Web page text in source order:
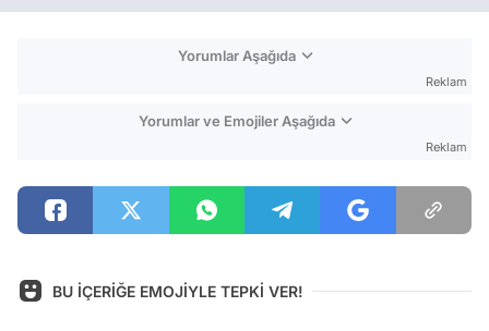
Yorumlar Aşağıda
Reklam
Yorumlar ve Emojiler Aşağıda
Reklam
BU İÇERİĞE EMOJİYLE TEPKİ VER!